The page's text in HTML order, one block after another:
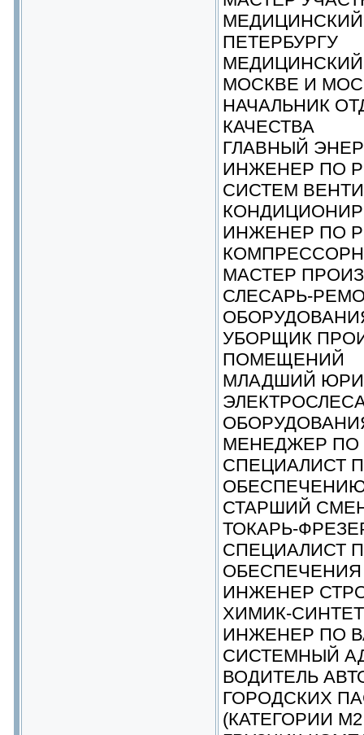
МЕДИЦИНСКИЙ
ПЕТЕРБУРГУ
МОСКВЕ И
НАЧАЛЬНИК
КАЧЕСТВА
ГЛАВНЫЙ
ИНЖЕНЕР ПО
СИСТЕМ
ИНЖЕНЕР ПО
МАСТЕР
СЛЕСАРЬ-
УБОРЩИК
ПОМЕЩЕНИЙ
МЛАДШИЙ
МЕНЕДЖЕР ПО
СПЕЦИАЛИСТ
СТАРШИЙ
ТОКАРЬ-
СПЕЦИАЛИСТ
ОБЕСПЕЧЕНИЯ
ИНЖЕНЕР
ХИМИК-
ИНЖЕНЕР ПО
СИСТЕМНЫЙ
ВОДИТЕЛЬ
ГОРОДСКИХ
(КАТЕГОРИИ